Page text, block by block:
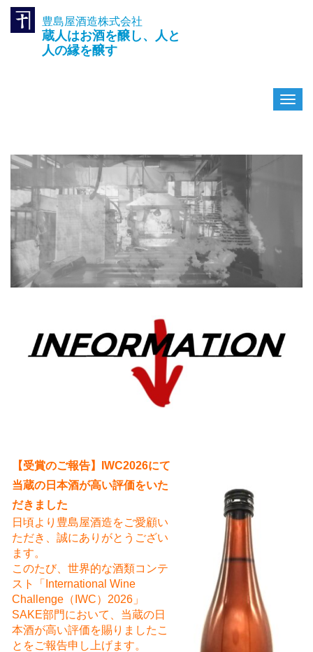
豊島屋酒造株式会社
蔵人はお酒を醸し、人と
人の縁を醸す
ナ
【受賞のご報告】IWC2026にて
当蔵の日本酒が高い評価をいた
だきました
日頃より豊島屋酒造をご愛顧い
ただき、誠にありがとうござい
ます。
このたび、世界的な酒類コンテ
スト「International Wine
Challenge（IWC）2026」
SAKE部門において、当蔵の日
本酒が高い評価を賜りましたこ
とをご報告申し上げます。